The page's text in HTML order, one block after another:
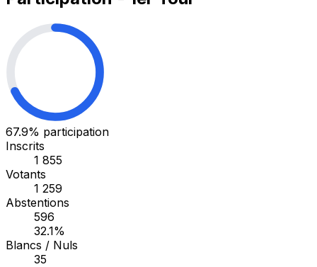
67.9% participation
Inscrits
1 855
Votants
1 259
Abstentions
596
32.1%
Blancs / Nuls
35